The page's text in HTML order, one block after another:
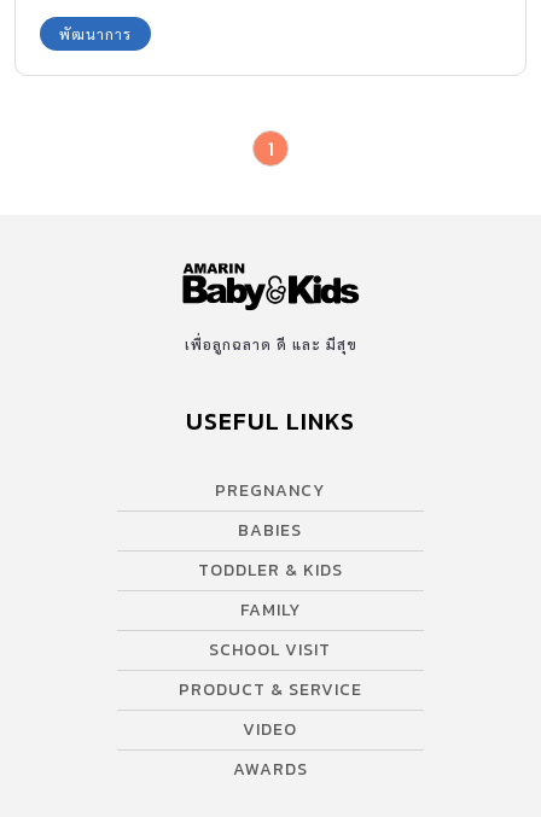
พัฒนาการ
1
เพื่อลูกฉลาด ดี และ มีสุข
USEFUL LINKS
PREGNANCY
BABIES
TODDLER & KIDS
FAMILY
SCHOOL VISIT
PRODUCT & SERVICE
VIDEO
AWARDS